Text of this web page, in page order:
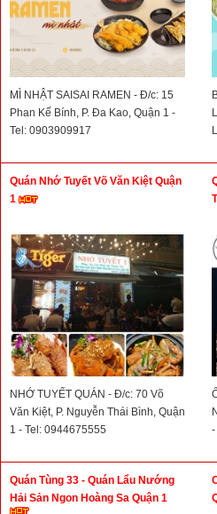
MÌ NHẬT SAISAI RAMEN - Đ/c: 15
Phan Kế Bính, P. Đa Kao, Quận 1 -
Tel: 0903909917
Quán Nhớ Tuyết Võ Văn Kiệt Quận
1
NHỚ TUYẾT QUÁN - Đ/c: 70 Võ
Văn Kiệt, P. Nguyễn Thái Bình, Quận
1 - Tel: 0944675555
-
Quán Tùng 33 - Quán Lẩu Nướng
Hải Sản Ngon Hoàng Sa Quận 1